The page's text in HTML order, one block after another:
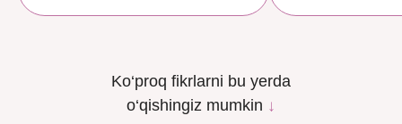
Ko‘proq fikrlarni bu yerda
o‘qishingiz mumkin ↓